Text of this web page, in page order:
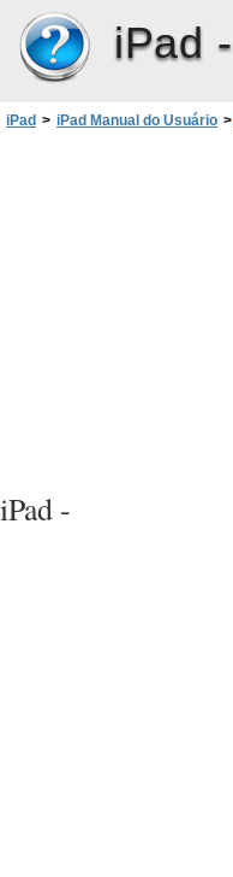
iPad -
iPad > iPad Manual do Usuário >
iPad -